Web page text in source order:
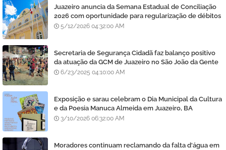
Juazeiro anuncia da Semana Estadual de Conciliação
2026 com oportunidade para regularização de débitos
5/12/2026 04:32:00 AM
Secretaria de Segurança Cidadã faz balanço positivo
da atuação da GCM de Juazeiro no São João da Gente
6/23/2025 04:10:00 AM
Exposição e sarau celebram o Dia Municipal da Cultura
e da Poesia Manuca Almeida em Juazeiro, BA
3/10/2026 06:32:00 AM
Moradores continuam reclamando da falta d'água em